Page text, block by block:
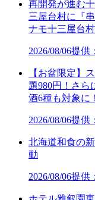
再開発が進む
三屋台村に『
ナモ十三屋台村
2026/08/06提供
【お盆限定】
題980円！さら
酒6種も対象に
2026/08/06提供
北海道和食の
動
2026/08/06提供